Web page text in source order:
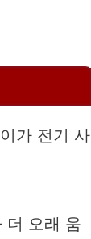
가 전기 사
더 오래 움